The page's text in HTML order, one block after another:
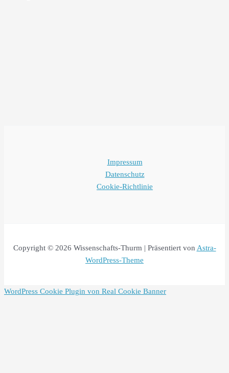
Impressum
Datenschutz
Cookie-Richtlinie
Copyright © 2026 Wissenschafts-Thurm | Präsentiert von Astra-
WordPress-Theme
WordPress Cookie Plugin von Real Cookie Banner